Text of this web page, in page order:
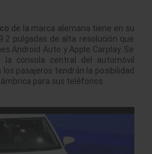
de la marca alemana tiene en su
pulgadas de alta resolución que
Android Auto y Apple Carplay. Se
consola central del automóvil
pasajeros tendrán la posibilidad
para sus teléfonos